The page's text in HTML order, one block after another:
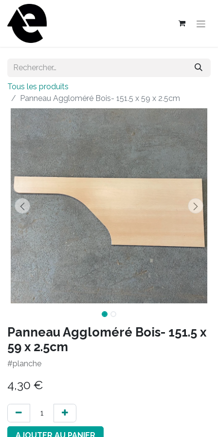
Tous les produits
Panneau Aggloméré Bois- 151.5 x 59 x 2.5cm
Panneau Aggloméré Bois- 151.5 x
59 x 2.5cm
#planche
4,30 €